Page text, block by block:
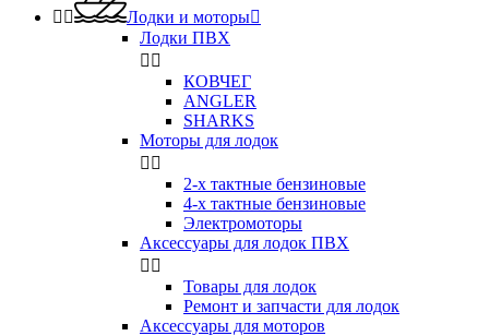
  Лодки и моторы
Лодки ПВХ
 
КОВЧЕГ
ANGLER
SHARKS
Моторы для лодок
 
2-х тактные бензиновые
4-х тактные бензиновые
Электромоторы
Аксессуары для лодок ПВХ
 
Товары для лодок
Ремонт и запчасти для лодок
Аксессуары для моторов